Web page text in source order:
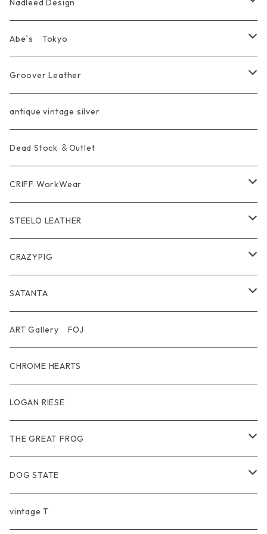
KeyChain&WalletChain
Chain
Pendant
Bracelet&Bangle
WalletChain
KeyChain
BRACELET
Ring
Pendant
Pierce
Wear
Belt
Bag
Other
Belt Strap
Buckle
Ring
Bracelet
Pendant
Nadleed Design
Ring
Pendant
Abe`s Tokyo
Ring
Groover Leather
Wallet
LongWallet
Bag
Other Belt
antique vintage silver
Dead Stock ＆Outlet
CRIFF WorkWear
Outer / アウター
Inner / Tops / トップス・インナー
T-shirt / Tシャツ
Pants / パンツ
CAP / キャップ
GOODS / 小物
STEELO LEATHER
Wallet
Pouch Bag
CAP
Other
Denim
Wear
CRAZYPIG
Ring
Pendant
Bracelet
Wallet&Other
Pierce
SATANTA
Wallet
Necklace
Limited
Other
Bracelet
Bag
ART Gallery FOJ
CHROME HEARTS
LOGAN RIESE
THE GREAT FROG
Ring
Bracelet
DOG STATE
Ring
vintage T